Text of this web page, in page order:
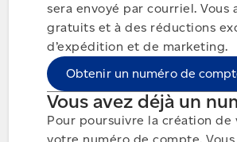
sera envoyé par courriel. Vous
gratuits et à des réductions
d’expédition et de marketing.
Obtenir un numéro de
Vous avez déjà un
Pour poursuivre la création